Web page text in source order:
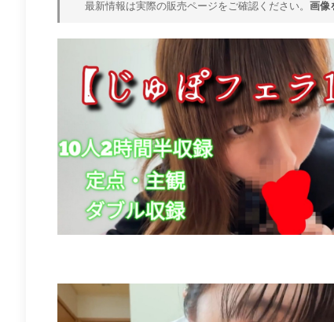
最新情報は実際の販売ページをご確認ください。 画像